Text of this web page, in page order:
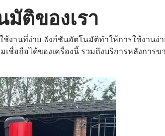
มัติของเรา
งานที่ง่าย ฟังก์ชันอัตโนมัติทำให้การใช้งานง่
ชื่อถือได้ของเครื่องนี้ รวมถึงบริการหลังการข